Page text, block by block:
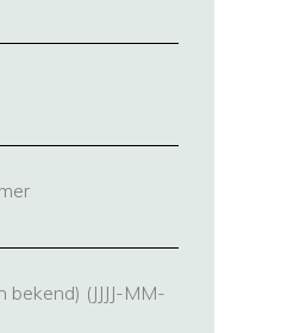
(vereist)
bekend) (JJJJ-MM-